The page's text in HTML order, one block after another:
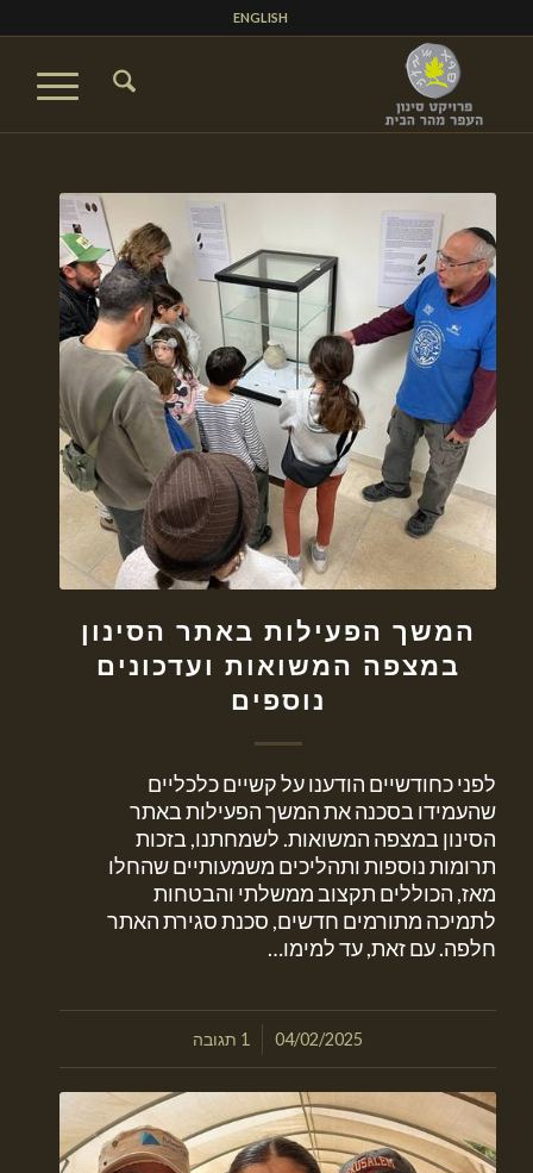
ENGLISH
המשך הפעילות באתר הסינון
במצפה המשואות ועדכונים
נוספים
לפני כחודשיים הודענו על קשיים כלכליים
שהעמידו בסכנה את המשך הפעילות באתר
הסינון במצפה המשואות. לשמחתנו, בזכות
תרומות נוספות ותהליכים משמעותיים שהחלו
מאז, הכוללים תקצוב ממשלתי והבטחות
לתמיכה מתורמים חדשים, סכנת סגירת האתר
חלפה. עם זאת, עד למימו…
04/02/2025
/ 1 תגובה